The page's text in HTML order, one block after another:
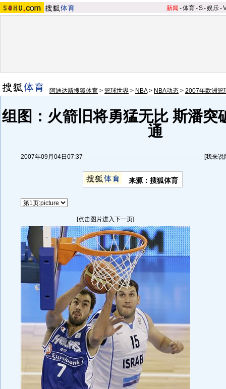
新闻 -体育-S-娱乐-
阿迪达斯搜狐体育 > 篮球世界 > NBA> NBA动态 > 2007年欧洲篮
组图：火箭旧将勇猛无比 斯潘突
通
2007年09月04日07:37 [我来说
来源：搜狐体育
[点击图片进入下一页]